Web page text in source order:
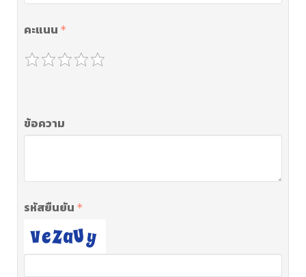
คะแนน
ข้อความ
รหัสยืนยัน